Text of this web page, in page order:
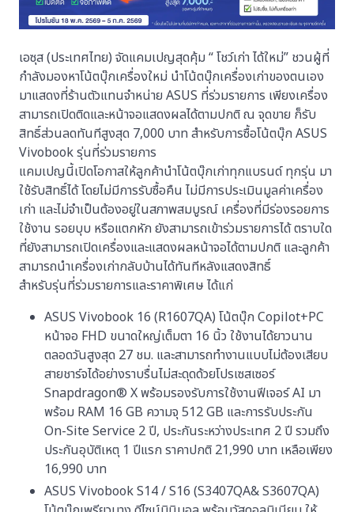
เอซุส (ประเทศไทย) จัดแคมเปญสุดคุ้ม “ โชว์เก่า ได้ใหม่” ชวนผู้ที่
กำลังมองหาโน้ตบุ๊กเครื่องใหม่ นำโน้ตบุ๊กเครื่องเก่าของตนเอง
มาแสดงที่ร้านตัวแทนจำหน่าย ASUS ที่ร่วมรายการ เพียงเครื่อง
สามารถเปิดติดและหน้าจอแสดงผลได้ตามปกติ ณ จุดขาย ก็รับ
สิทธิ์ส่วนลดทันทีสูงสุด 7,000 บาท สำหรับการซื้อโน้ตบุ๊ก ASUS
Vivobook รุ่นที่ร่วมรายการ
แคมเปญนี้เปิดโอกาสให้ลูกค้านำโน้ตบุ๊กเก่าทุกแบรนด์ ทุกรุ่น มา
ใช้รับสิทธิ์ได้ โดยไม่มีการรับซื้อคืน ไม่มีการประเมินมูลค่าเครื่อง
เก่า และไม่จำเป็นต้องอยู่ในสภาพสมบูรณ์ เครื่องที่มีร่องรอยการ
ใช้งาน รอยบุบ หรือแตกหัก ยังสามารถเข้าร่วมรายการได้ ตราบใด
ที่ยังสามารถเปิดเครื่องและแสดงผลหน้าจอได้ตามปกติ และลูกค้า
สามารถนำเครื่องเก่ากลับบ้านได้ทันทีหลังแสดงสิทธิ์
สำหรับรุ่นที่ร่วมรายการและราคาพิเศษ ได้แก่
ASUS Vivobook 16 (R1607QA) โน้ตบุ๊ก Copilot+PC
หน้าจอ FHD ขนาดใหญ่เต็มตา 16 นิ้ว ใช้งานได้ยาวนาน
ตลอดวันสูงสุด 27 ชม. และสามารถทำงานแบบไม่ต้องเสียบ
สายชาร์จได้อย่างราบรื่นไม่สะดุดด้วยโปรเซสเซอร์
Snapdragon® X พร้อมรองรับการใช้งานฟีเจอร์ AI มา
พร้อม RAM 16 GB ความจุ 512 GB และการรับประกัน
On-Site Service 2 ปี, ประกันระหว่างประเทศ 2 ปี รวมถึง
ประกันอุบัติเหตุ 1 ปีแรก ราคาปกติ 21,990 บาท เหลือเพียง
16,990 บาท
ASUS Vivobook S14 / S16 (S3407QA& S3607QA)